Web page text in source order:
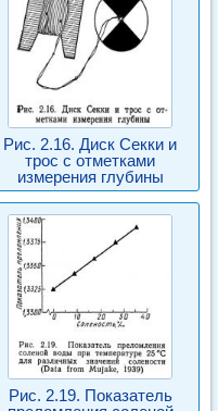
Рис. 2.16. Диск Секки и
трос с отметками
измерения глубины
Рис. 2.19. Показатель